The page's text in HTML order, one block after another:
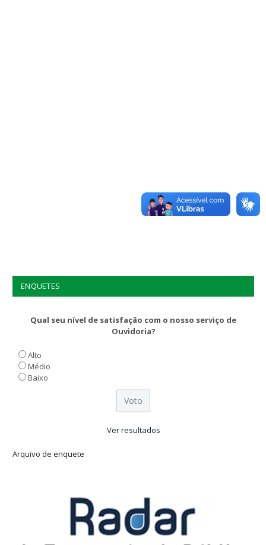
ENQUETES
Qual seu nível de satisfação com o nosso serviço de
Ouvidoria?
Alto
Médio
Baixo
Ver resultados
Arquivo de enquete